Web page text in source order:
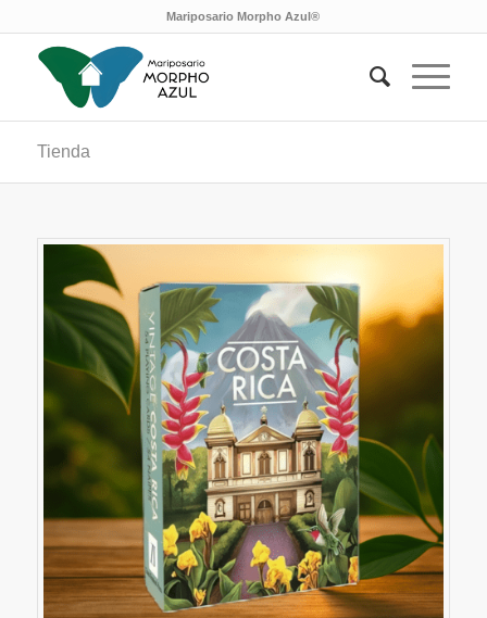
Mariposario Morpho Azul®
Tienda